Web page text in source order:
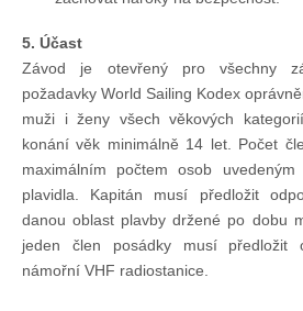
5. Účast
Závod je otevřený pro všechny
požadavky World Sailing Kodex
muži i ženy všech věkových
konání věk minimálně 14 let. Počet
maximálním počtem osob
plavidla. Kapitán musí předložit
danou oblast plavby držené po dobu
jeden člen posádky musí předložit
námořní VHF radiostanice.